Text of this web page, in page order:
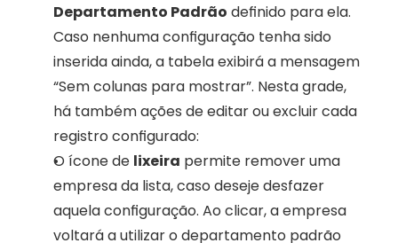
Departamento Padrão definido para ela.
Caso nenhuma configuração tenha sido
inserida ainda, a tabela exibirá a mensagem
“Sem colunas para mostrar”. Nesta grade,
há também ações de editar ou excluir cada
registro configurado:
O ícone de lixeira permite remover uma
empresa da lista, caso deseje desfazer
aquela configuração. Ao clicar, a empresa
voltará a utilizar o departamento padrão